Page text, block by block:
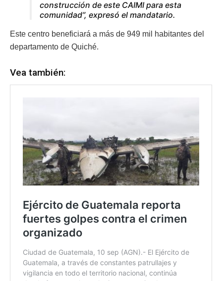
construcción de este CAIMI para esta
comunidad”, expresó el mandatario.
Este centro beneficiará a más de 949 mil habitantes del
departamento de Quiché.
Vea también: